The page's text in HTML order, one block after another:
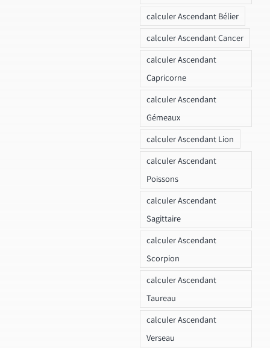
calculer Ascendant Bélier
calculer Ascendant Cancer
calculer Ascendant
Capricorne
calculer Ascendant
Gémeaux
calculer Ascendant Lion
calculer Ascendant
Poissons
calculer Ascendant
Sagittaire
calculer Ascendant
Scorpion
calculer Ascendant
Taureau
calculer Ascendant
Verseau